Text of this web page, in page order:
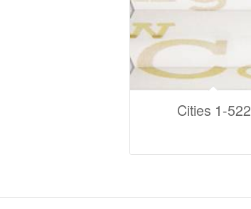
Cities 1-522